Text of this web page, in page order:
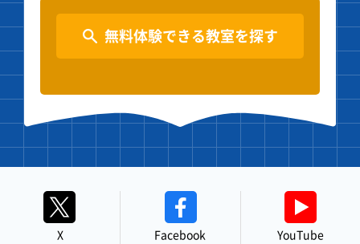
無料体験できる教室を探す
X Facebook YouTube